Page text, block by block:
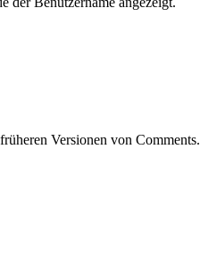
Versionen von Comments.